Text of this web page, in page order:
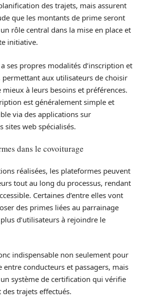
des trajets, mais assurent
que les montants de prime seront
rôle central dans la mise en place et
initiative.
ses propres modalités d’inscription et
aux utilisateurs de choisir
à leurs besoins et préférences.
est généralement simple et
via des applications sur
sites web spécialisés.
dans le covoiturage
réalisées, les plateformes peuvent
tout au long du processus, rendant
Certaines d’entre elles vont
des primes liées au parrainage
d’utilisateurs à rejoindre le
indispensable non seulement pour
conducteurs et passagers, mais
système de certification qui vérifie
trajets effectués.